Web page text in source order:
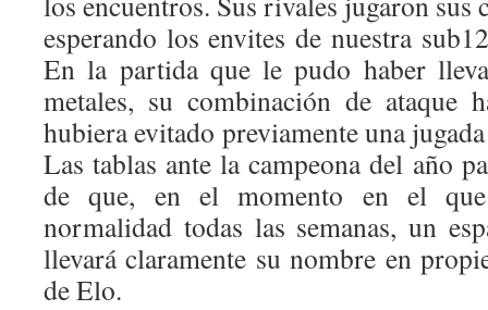
esperando los envites de nuestra
En la partida que le pudo haber
metales, su combinación de ataque
hubiera evitado previamente una
Las tablas ante la campeona del año
de que, en el momento en el
normalidad todas las semanas, un
llevará claramente su nombre en
de Elo.